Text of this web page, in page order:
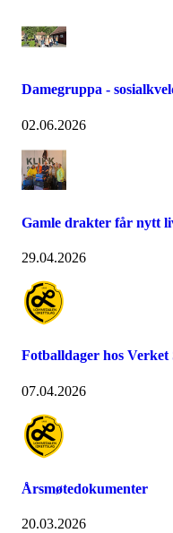
Damegruppa -
02.06.2026
Gamle drakter får nytt
29.04.2026
Fotballdager hos Verket
07.04.2026
Årsmøtedokumenter
20.03.2026